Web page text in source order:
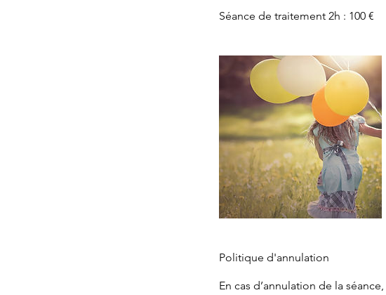
Séance de traitement 2h : 100 €
Politique d'annulation
En cas d’annulation de la